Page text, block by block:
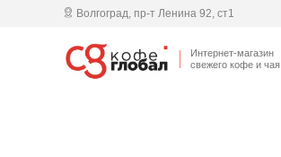
Волгоград, пр-т Ленина 92, cт1
Интернет-магазин
свежего кофе и чая